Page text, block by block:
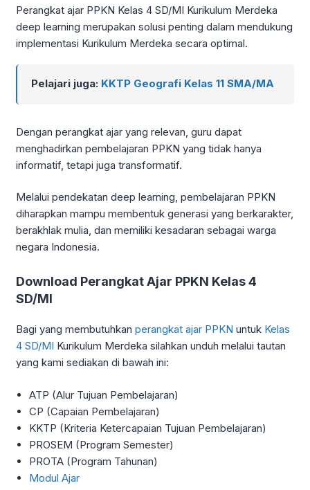
Perangkat ajar PPKN Kelas 4 SD/MI Kurikulum Merdeka
deep learning merupakan solusi penting dalam mendukung
implementasi Kurikulum Merdeka secara optimal.
Pelajari juga: KKTP Geografi Kelas 11 SMA/MA
Dengan perangkat ajar yang relevan, guru dapat
menghadirkan pembelajaran PPKN yang tidak hanya
informatif, tetapi juga transformatif.
Melalui pendekatan deep learning, pembelajaran PPKN
diharapkan mampu membentuk generasi yang berkarakter,
berakhlak mulia, dan memiliki kesadaran sebagai warga
negara Indonesia.
Download Perangkat Ajar PPKN Kelas 4
SD/MI
Bagi yang membutuhkan perangkat ajar PPKN untuk Kelas
4 SD/MI Kurikulum Merdeka silahkan unduh melalui tautan
yang kami sediakan di bawah ini:
ATP (Alur Tujuan Pembelajaran)
CP (Capaian Pembelajaran)
KKTP (Kriteria Ketercapaian Tujuan Pembelajaran)
PROSEM (Program Semester)
PROTA (Program Tahunan)
Modul Ajar